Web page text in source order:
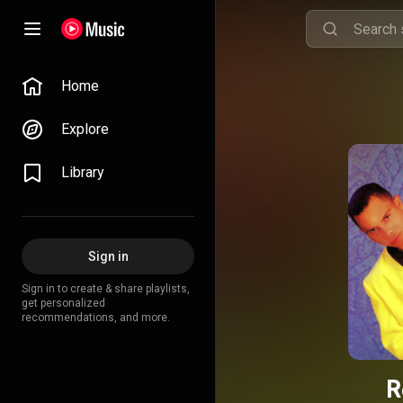
Home
Explore
Library
Sign in
Sign in to create & share playlists,
get personalized
recommendations, and more.